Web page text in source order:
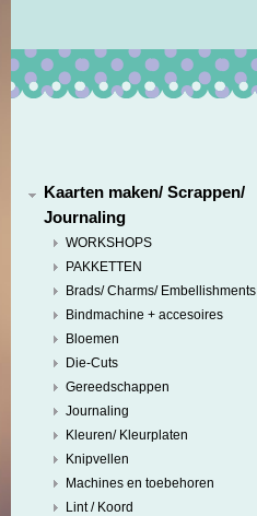
Kaarten maken/ Scrappen/
Journaling
WORKSHOPS
PAKKETTEN
Brads/ Charms/ Embellishments
Bindmachine + accesoires
Bloemen
Die-Cuts
Gereedschappen
Journaling
Kleuren/ Kleurplaten
Knipvellen
Machines en toebehoren
Lint / Koord